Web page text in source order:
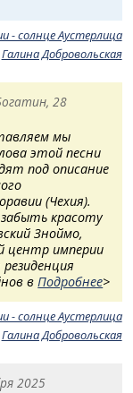
- солнце Аустерлица
Галина Добровольская
28
мы
этой песни
под описание
(Чехия).
красоту
Зноймо,
центр империи
вПодробнее>
- солнце Аустерлица
Галина Добровольская
2025